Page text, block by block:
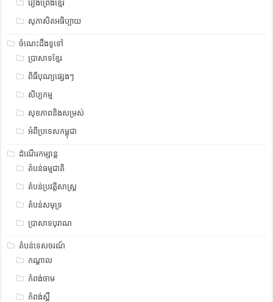
រឿងព្រេងខ្មែរ
សុភាសិតអធិប្បាយ
ចំណេះដឹងទូទៅ
ប្រាសាទខ្មែរ
ពិធីបុណ្យផ្សេងៗ
សិប្បកម្ម
សុខភាពនិងសម្រស់
អំពីប្រទេសកម្ពុជា
ដំណើរកម្សាន្ត
តំបន់ធម្មជាតិ
តំបន់ប្រវត្តិសាស្រ្ត
តំបន់សមុទ្រ
ប្រាសាទបុរាណ
តំបន់ទេសចរណ៍
កណ្តាល
កំពង់ចាម
កំពង់ស្ពឺ